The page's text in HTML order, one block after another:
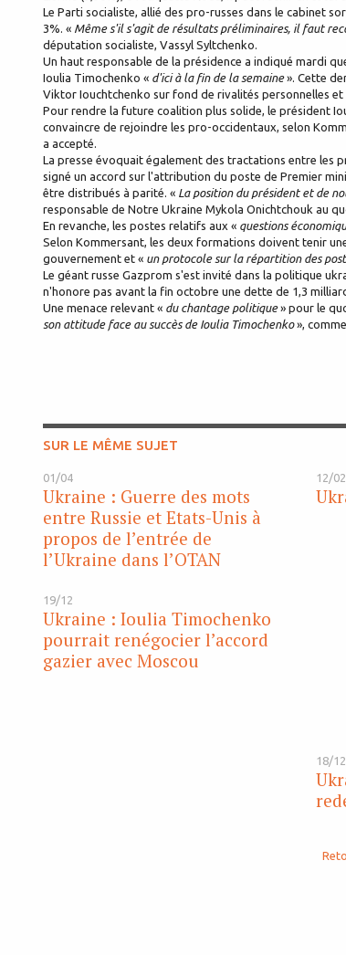
Le Parti socialiste, allié des pro-russes dans le cabinet
3%. « Même s'il s'agit de résultats préliminaires, il faut
députation socialiste, Vassyl Syltchenko.
Un haut responsable de la présidence a indiqué mardi
Ioulia Timochenko « d'ici à la fin de la semaine». Cette
Viktor Iouchtchenko sur fond de rivalités personnelles
Pour rendre la future coalition plus solide, le président
convaincre de rejoindre les pro-occidentaux, selon
a accepté.
La presse évoquait également des tractations entre les
signé un accord sur l'attribution du poste de Premier
être distribués à parité. « La position du président et de
responsable de Notre Ukraine Mykola Onichtchouk au
En revanche, les postes relatifs aux « questions
Selon Kommersant, les deux formations doivent tenir
gouvernement et « un protocole sur la répartition des
Le géant russe Gazprom s'est invité dans la politique
n'honore pas avant la fin octobre une dette de 1,3
Une menace relevant « du chantage politique» pour le
son attitude face au succès de Ioulia Timochenko»,
SUR LE MÊME SUJET
01/04
Ukraine : Guerre des mots
entre Russie et Etats-Unis à
propos de l’entrée de
l’Ukraine dans l’OTAN
12/02
19/12
Ukraine : Ioulia Timochenko
pourrait renégocier l’accord
gazier avec Moscou
18/12